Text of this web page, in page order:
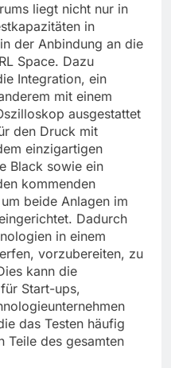
liegt nicht nur in
in
der Anbindung an die
Space. Dazu
Integration, ein
mit einem
ausgestattet
den Druck mit
einzigartigen
Black sowie ein
kommenden
beide Anlagen im
Dadurch
in einem
vorzubereiten, zu
kann die
Start-ups,
das Testen häufig
Teile des gesamten